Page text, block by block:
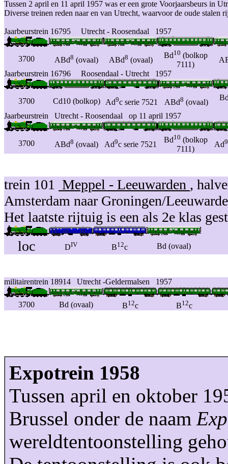
Tussen 2 april en 11 april 1957 was er een grote Voorjaarsbeurs in
Diverse treinen reden naar en van Utrecht, waarvoor de oude stalen
Jaarbeurstrein 16795 Utrecht - Roosendaal 1957
3700 ABd8 (ovaal) ABd8 (ovaal)
Bd10 (bolkop
7111)
Jaarbeurstrein 16796 Roosendaal - Utrecht 1957
3700 Cd10 (bolkop) Ad9c serie 7521 ABd8 (ovaal)
Jaarbeurstrein Utrecht - Roosendaal op 11 april 1957
3700 ABd8 (ovaal) Ad9c serie 7521
Bd10 (bolkop
7111)
Ad9
trein 101 Meppel - Leeuwarden ,
Amsterdam naar Groningen/
Het laatste rijtuig is een als 2e klas
loc
DIV B12c Bd (ovaal)
militairentrein 18914 Utrecht -Geldermalsen 1957
3700 Bd (ovaal) B12c B12c
Expotrein 1958
Tussen april en oktober
Brussel onder de naam
wereldtentoonstelling